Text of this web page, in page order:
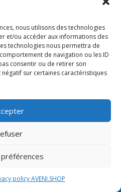
nous utilisons des technologies
et/ou accéder aux informations des
technologies nous permettra de
de navigation ou les ID
consentir ou de retirer son
sur certaines caractéristiques
policy AVENI.SHOP